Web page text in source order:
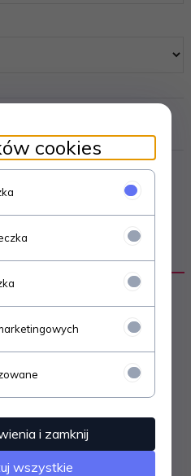
z tiulowej siateczki i
elastyczne paseczki z
- boczki ze sprężystej,
typu lycra, wzmocnione
unosi i podtrzymuje biust
3% poliester
cookies
i zamknij
wszystkie